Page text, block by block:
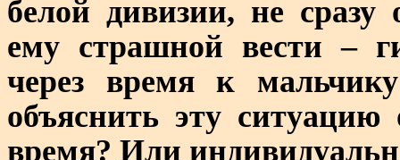
белой дивизии, не сразу
ему страшной вести –
через время к
объяснить эту
время? Или